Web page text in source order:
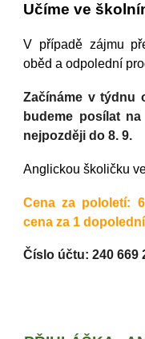
Učíme ve
V případě zájmu
oběd a odpolední
Začínáme v týdnu
budeme posílat
nejpozději do8. 9.
Anglickou školičku
Cena za pololetí: 6
cena za 1
Číslo účtu: 240 669